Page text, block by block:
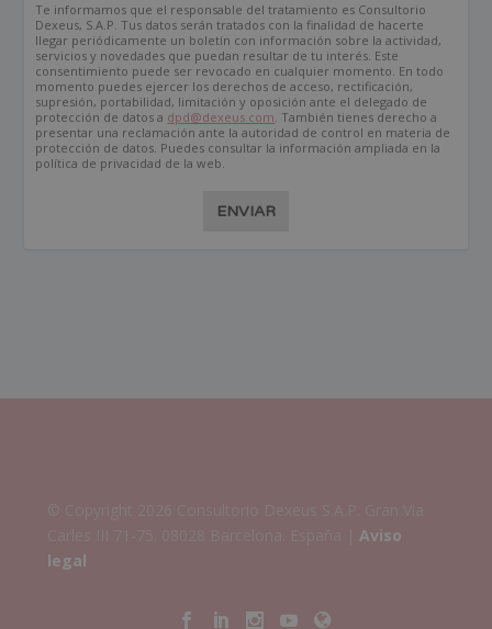
Te informamos que el responsable del tratamiento es Consultorio
Dexeus, S.A.P. Tus datos serán tratados con la finalidad de hacerte
llegar periódicamente un boletín con información sobre la actividad,
servicios y novedades que puedan resultar de tu interés. Este
consentimiento puede ser revocado en cualquier momento. En todo
momento puedes ejercer los derechos de acceso, rectificación,
supresión, portabilidad, limitación y oposición ante el delegado de
protección de datos a dpd@dexeus.com. También tienes derecho a
presentar una reclamación ante la autoridad de control en materia de
protección de datos. Puedes consultar la información ampliada en la
política de privacidad de la web.
ENVIAR
Aviso
legal